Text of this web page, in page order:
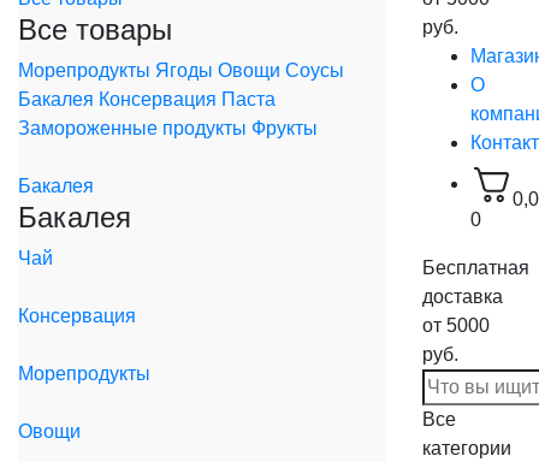
Все товары
Морепродукты Ягоды Овощи Соусы
Бакалея Консервация Паста
Замороженные продукты Фрукты
Бакалея
Бакалея
Чай
Консервация
Морепродукты
Овощи
руб.
О
0
Бесплатная
доставка
от 5000
руб.
Все
категории